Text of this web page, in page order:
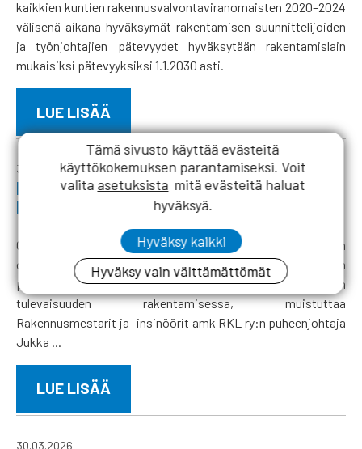
kaikkien kuntien rakennusvalvontaviranomaisten 2020–2024
välisenä aikana hyväksymät rakentamisen suunnittelijoiden
ja työnjohtajien pätevyydet hyväksytään rakentamislain
mukaisiksi pätevyyksiksi 1.1.2030 asti.
LUE LISÄÄ
31.03.2026
Rakennusalan osaajien saatavuus on
kriittinen kansallinen kysymys
Oikeanlaisen asuntotuotannon varmistaminen, rakennusalan
osaajapohjan turvaaminen sekä pitkäjänteinen
päätöksenteko ovat keskeisiä tekijöitä rakennusalan
tulevaisuuden rakentamisessa, muistuttaa
Rakennusmestarit ja -insinöörit amk RKL ry:n puheenjohtaja
Jukka ...
LUE LISÄÄ
30.03.2026
Tämä sivusto käyttää evästeitä
käyttökokemuksen parantamiseksi. Voit
valita asetuksista mitä evästeitä haluat
hyväksyä.
Hyväksy kaikki
Hyväksy vain välttämättömät